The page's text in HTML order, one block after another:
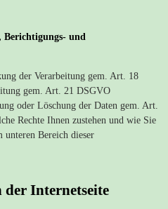
Berichtigungs- und
der Verarbeitung gem. Art. 18
gem. Art. 21 DSGVO
oder Löschung der Daten gem. Art.
Rechte Ihnen zustehen und wie Sie
unteren Bereich dieser
der Internetseite